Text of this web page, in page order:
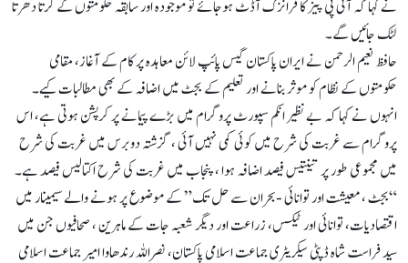
نے کہا کہ آئی پی پیز کا فرانزک آڈٹ ہوجائے تو موجودہ اور سابقہ حکومتوں کے کرتا دھرتا
لٹک جائیں گے۔
حافظ نعیم الرحمن نے ایران پاکستان گیس پائپ لائن معاہدہ پر کام کے آغاز، مقامی
حکومتوں کے نظام کو موثر بنانے اور تعلیم کے بجٹ میں اضافہ کے بھی مطالبات کیے۔
انہوں نے کہا کہ بے نظیر انکم سپورٹ پروگرام میں بڑے پیمانے پر کرپشن ہوتی ہے، اس
پروگرام سے غربت کی شرح میں کوئی کمی نہیں آئی ، گزشتہ دوبرس میں غربت کی شرح
میں مجموعی طور پر تینتیس فیصد اضافہ ہوا ، پنجاب میں غربت کی شرح اکتالیس فیصد ہے۔
“بجٹ ، معیشت اور توانائی -بحران سے حل تک” کے موضوع پر ہونے والے سیمینار میں
اقتصادیات، توانائی اور ٹیکس، زراعت اور دیگر شعبہ جات کے ماہرین ، صحافیوں جن میں
سید فراست شاہ ڈپٹی سیکریٹری جماعت اسلامی پاکستان، نصراللہ رندھاوا امیر جماعت اسلامی